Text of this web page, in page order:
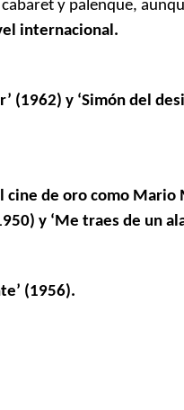
y palenque,
internacional.
(1962) y ‘Simón del
cine de oro como Mario
y ‘Me traes de un
(1956).